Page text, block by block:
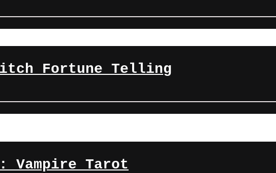
Fortune Telling
Vampire Tarot